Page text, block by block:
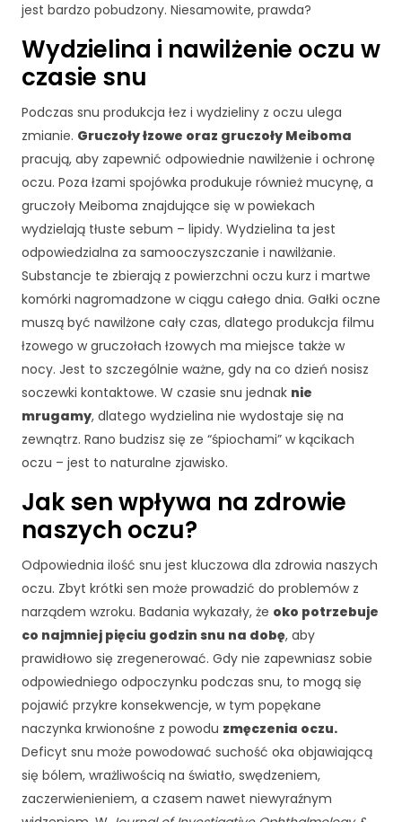
jest bardzo pobudzony. Niesamowite, prawda?
Wydzielina i nawilżenie oczu w
czasie snu
Podczas snu produkcja łez i wydzieliny z oczu ulega
zmianie. Gruczoły łzowe oraz gruczoły Meiboma
pracują, aby zapewnić odpowiednie nawilżenie i ochronę
oczu. Poza łzami spojówka produkuje również mucynę, a
gruczoły Meiboma znajdujące się w powiekach
wydzielają tłuste sebum – lipidy. Wydzielina ta jest
odpowiedzialna za samooczyszczanie i nawilżanie.
Substancje te zbierają z powierzchni oczu kurz i martwe
komórki nagromadzone w ciągu całego dnia. Gałki oczne
muszą być nawilżone cały czas, dlatego produkcja filmu
łzowego w gruczołach łzowych ma miejsce także w
nocy. Jest to szczególnie ważne, gdy na co dzień nosisz
soczewki kontaktowe. W czasie snu jednak nie
mrugamy, dlatego wydzielina nie wydostaje się na
zewnątrz. Rano budzisz się ze “śpiochami” w kącikach
oczu – jest to naturalne zjawisko.
Jak sen wpływa na zdrowie
naszych oczu?
Odpowiednia ilość snu jest kluczowa dla zdrowia naszych
oczu. Zbyt krótki sen może prowadzić do problemów z
narządem wzroku. Badania wykazały, że oko potrzebuje
co najmniej pięciu godzin snu na dobę, aby
prawidłowo się zregenerować. Gdy nie zapewniasz sobie
odpowiedniego odpoczynku podczas snu, to mogą się
pojawić przykre konsekwencje, w tym popękane
naczynka krwionośne z powodu zmęczenia oczu.
Deficyt snu może powodować suchość oka objawiającą
się bólem, wrażliwością na światło, swędzeniem,
zaczerwienieniem, a czasem nawet niewyraźnym
K
o
n
i
e